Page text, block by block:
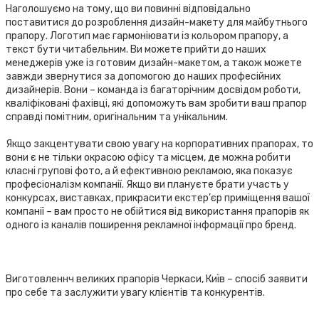
Наголошуємо на тому, що ви повинні відповідально
поставитися до розроблення дизайн-макету для майбутнього
прапору. Логотип має гармоніювати із кольором прапору, а
текст бути читабельним. Ви можете прийти до наших
менеджерів уже із готовим дизайн-макетом, а також можете
завжди звернутися за допомогою до наших професійних
дизайнерів. Вони – команда із багаторічним досвідом роботи,
кваліфіковані фахівці, які допоможуть вам зробити ваш прапор
справді помітним, оригінальним та унікальним.
Якщо закцентувати свою увагу на корпоративних прапорах, то
вони є не тільки окрасою офісу та місцем, де можна робити
класні групові фото, а й ефективною рекламою, яка показує
професіоналізм компанії. Якщо ви плануєте брати участь у
конкурсах, виставках, прикрасити екстер’єр приміщення вашої
компанії – вам просто не обійтися від використання прапорів як
одного із каналів поширення рекламної інформації про бренд.
Виготовленнч великих прапорів Черкаси, Київ – спосіб заявити
про себе та заслужити увагу клієнтів та конкурентів.